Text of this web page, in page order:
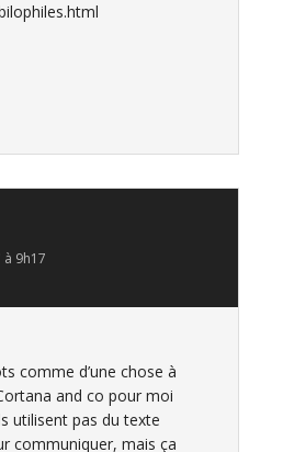
à 9h17
comme d’une chose à
and co pour moi
utilisent pas du texte
communiquer, mais ça